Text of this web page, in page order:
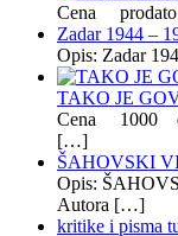
Cena prodato
Zadar 1944 –
Opis: Zadar
TAKO JE
Cena 1000
[…]
ŠAHOVSKI
Opis:
Autora […]
kritike i pisma